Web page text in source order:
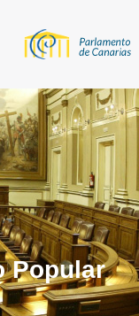
Popular